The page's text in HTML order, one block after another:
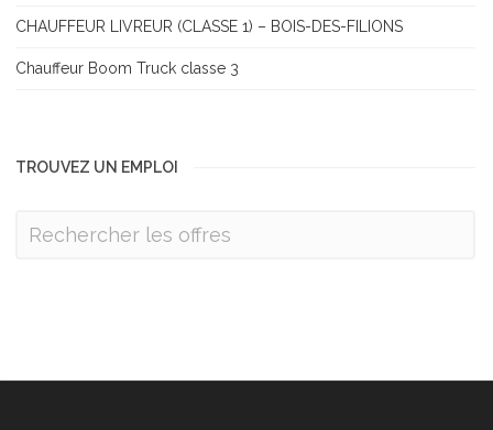
CHAUFFEUR LIVREUR (CLASSE 1) – BOIS-DES-FILIONS
Chauffeur Boom Truck classe 3
TROUVEZ UN EMPLOI